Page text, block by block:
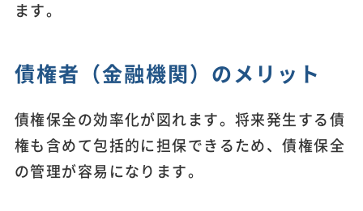
ます。
債権者（金融機関）のメリット
債権保全の効率化が図れます。将来発生する債
権も含めて包括的に担保できるため、債権保全
の管理が容易になります。